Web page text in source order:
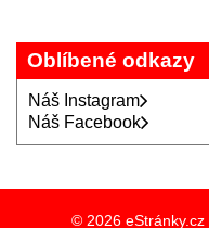
Oblíbené odkazy
Náš Instagram
Náš Facebook
© 2026 eStránky.cz